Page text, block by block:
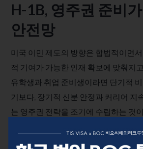
H-1B, 영주권 준비
안전망
미국 이민 제도의 방향은 합법적이면
적 기여가 가능한 인재 확보에 맞춰지
유학생과 취업 준비생이라면 단기적
기보다, 장기적 신분 안정과 커리어 지
는 영주권 전략을 조기에 수립하는 것